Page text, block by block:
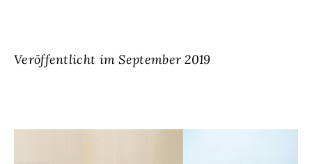
Veröffentlicht im September 2019